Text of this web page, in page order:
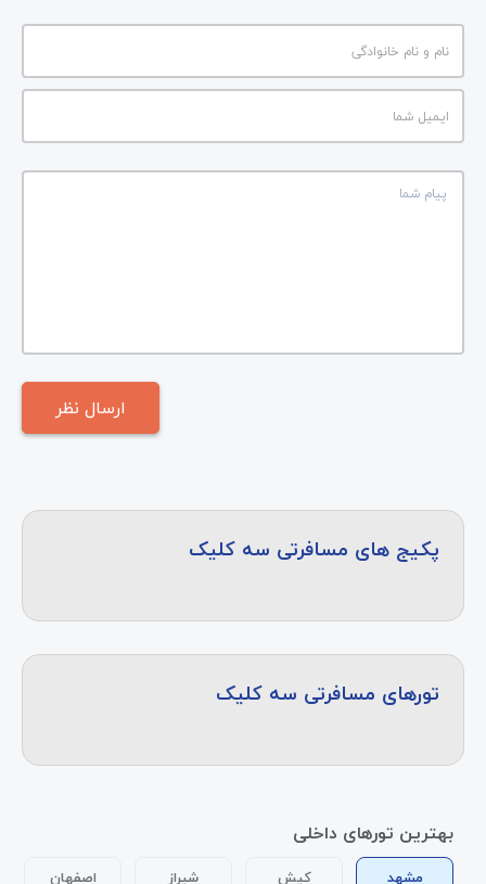
پکیج های مسافرتی سه کلیک
تورهای مسافرتی سه کلیک
بهترین تورهای داخلی
مشهد کیش شیراز اصفهان